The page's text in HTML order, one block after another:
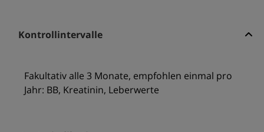
Kontrollintervalle
Fakultativ alle 3 Monate, empfohlen einmal pro
Jahr: BB, Kreatinin, Leberwerte